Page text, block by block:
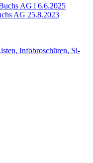
AG l 6.6.2025
AG 25.8.2023
Infobroschüren, Si-